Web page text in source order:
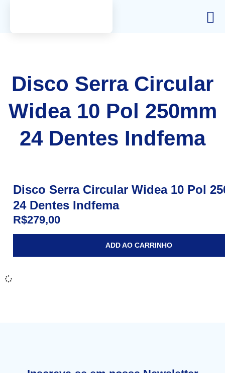
Disco Serra Circular
Widea 10 Pol 250mm
24 Dentes Indfema
Disco Serra Circular Widea 10 Pol
24 Dentes Indfema
R$279,00
ADD AO CARRINHO